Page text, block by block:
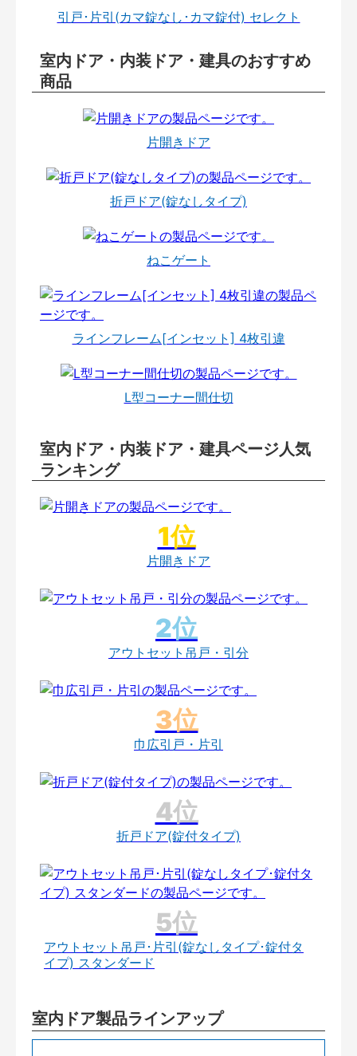
引戸･片引(カマ錠なし･カマ錠付) セレクト
室内ドア・内装ドア・建具のおすすめ
商品
片開きドア
折戸ドア(錠なしタイプ)
ねこゲート
ラインフレーム[インセット] 4枚引違
L型コーナー間仕切
室内ドア・内装ドア・建具ページ人気
ランキング
片開きドア
アウトセット吊戸・引分
巾広引戸・片引
折戸ドア(錠付タイプ)
アウトセット吊戸･片引(錠なしタイプ･錠付タ
イプ) スタンダード
室内ドア製品ラインアップ